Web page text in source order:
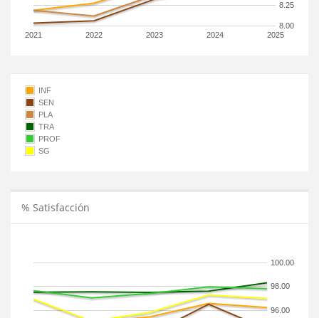
2021 2022 2023 2024 2025
8.00
8.25
INF
SEN
PLA
TRA
PROF
SG
% Satisfacción
96.00
98.00
100.00